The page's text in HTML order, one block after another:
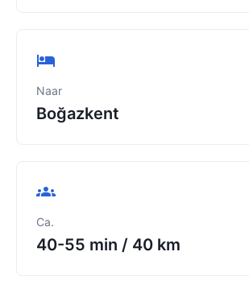
Naar
Boğazkent
Ca.
40-55 min / 40 km